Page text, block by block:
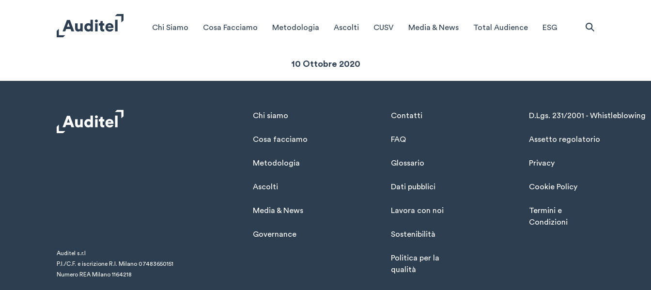
Chi Siamo Cosa Facciamo Metodologia Ascolti CUSV Media & News Total Audience ESG
Sintesi Settimanale
10 Ottobre 2020
Auditel s.r.l
P.I./C.F. e iscrizione R.I. Milano 07483650151
Numero REA Milano 1164218
Chi siamo
Cosa facciamo
Metodologia
Ascolti
Media & News
Governance
Contatti
FAQ
Glossario
Dati pubblici
Lavora con noi
Sostenibilità
Politica per la
qualità
D.Lgs. 231/2001 - Whistleblowing
Assetto regolatorio
Privacy
Cookie Policy
Termini e
Condizioni